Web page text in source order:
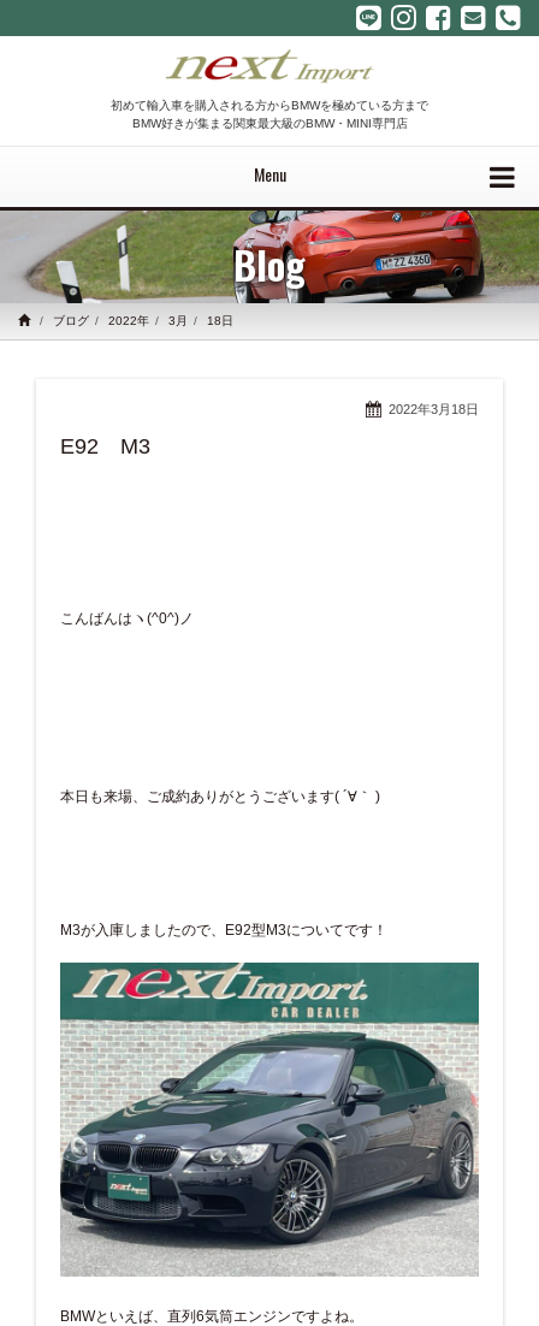
初めて輸入車を購入される方からBMWを極めている方まで
BMW好きが集まる関東最大級のBMW・MINI専門店
Menu
Blog
ブログ 2022年 3月 18日
2022年3月18日
E92 M3
こんばんはヽ(^0^)ノ
本日も来場、ご成約ありがとうございます( ´∀｀ )
M3が入庫しましたので、E92型M3についてです！
BMWといえば、直列6気筒エンジンですよね。